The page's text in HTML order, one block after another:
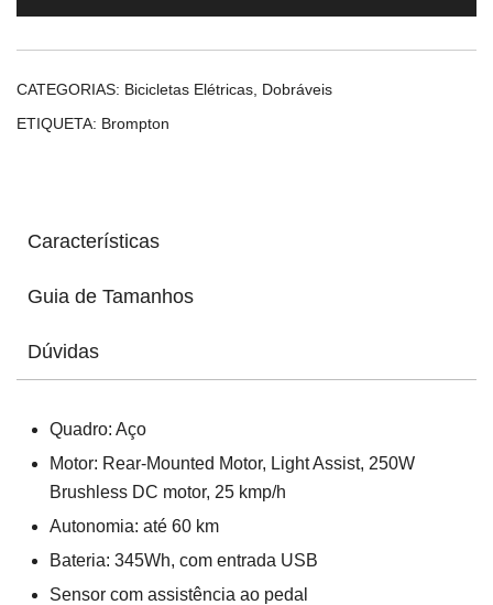
Line
(4s)
CATEGORIAS: Bicicletas Elétricas Dobráveis
ETIQUETA: Brompton
Características
Guia de Tamanhos
Dúvidas
Quadro: Aço
Motor: Rear-Mounted Motor, Light Assist, 250W
Brushless DC motor, 25 kmp/h
Autonomia: até 60 km
Bateria: 345Wh, com entrada USB
Sensor com assistência ao pedal